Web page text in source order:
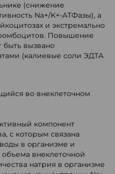
(снижение
Na+/K+-АТФазы), а
и экстремально
Повышение
быть вызвано
(калиевые соли ЭДТА
во внеклеточном
компонент
с которым связана
в организме и
внеклеточной
натрия в организме